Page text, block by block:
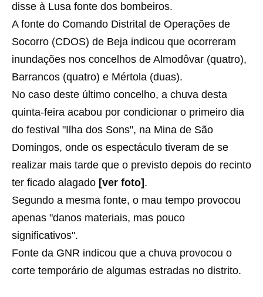
disse à Lusa fonte dos bombeiros.
A fonte do Comando Distrital de Operações de
Socorro (CDOS) de Beja indicou que ocorreram
inundações nos concelhos de Almodôvar (quatro),
Barrancos (quatro) e Mértola (duas).
No caso deste último concelho, a chuva desta
quinta-feira acabou por condicionar o primeiro dia
do festival "Ilha dos Sons", na Mina de São
Domingos, onde os espectáculo tiveram de se
realizar mais tarde que o previsto depois do recinto
ter ficado alagado [ver foto] .
Segundo a mesma fonte, o mau tempo provocou
apenas "danos materiais, mas pouco
significativos".
Fonte da GNR indicou que a chuva provocou o
corte temporário de algumas estradas no distrito.